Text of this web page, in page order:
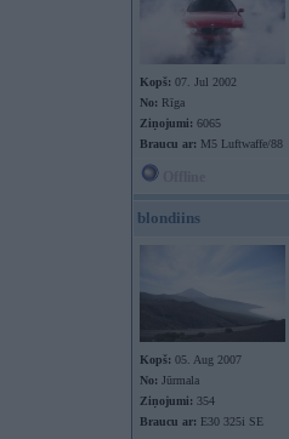
Kopš: 07. Jul 2002
No: Rīga
Ziņojumi: 6065
Braucu ar: M5 Luftwaffe/88
blondiins
Kopš: 05. Aug 2007
No: Jūrmala
Ziņojumi: 354
Braucu ar: E30 325i SE